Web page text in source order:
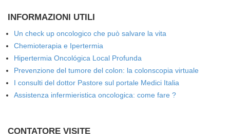
INFORMAZIONI UTILI
Un check up oncologico che può salvare la vita
Chemioterapia e Ipertermia
Hipertermia Oncológica Local Profunda
Prevenzione del tumore del colon: la colonscopia virtuale
I consulti del dottor Pastore sul portale Medici Italia
Assistenza infermieristica oncologica: come fare ?
CONTATORE VISITE